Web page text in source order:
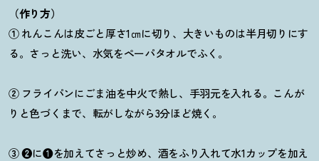
（作り方）
①れんこんは皮ごと厚さ1㎝に切り、大きいものは半月切りにす
る。さっと洗い、水気をペーパタオルでふく。
②フライパンにごま油を中火で熱し、手羽元を入れる。こんが
りと色づくまで、転がしながら3分ほど焼く。
③❷に❶を加えてさっと炒め、酒をふり入れて水1カップを加え